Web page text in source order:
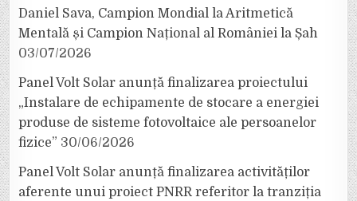
Daniel Sava, Campion Mondial la Aritmetică
Mentală și Campion Național al României la Șah
03/07/2026
Panel Volt Solar anunță finalizarea proiectului
„Instalare de echipamente de stocare a energiei
produse de sisteme fotovoltaice ale persoanelor
fizice” 30/06/2026
Panel Volt Solar anunță finalizarea activităților
aferente unui proiect PNRR referitor la tranziția